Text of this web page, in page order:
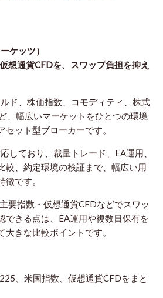
ケッツ）
想通貨CFDを、スワップ負担を抑え
ド、株価指数、コモディティ、株式
、幅広いマーケットをひとつの環境
ット型ブローカーです。
しており、裁量トレード、EA運用、
較、約定環境の検証まで、幅広い用
です。
要指数・仮想通貨CFDなどでスワッ
できる点は、EA運用や複数日保有を
きな比較ポイントです。
、米国指数、仮想通貨CFDをまと